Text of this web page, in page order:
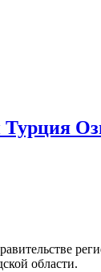
Турция
области.